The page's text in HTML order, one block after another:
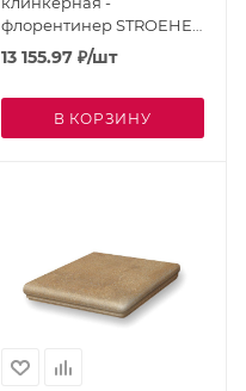
флорентинер STROEHER
Keraplatte Terra
Weizengelb 9331-307
13 155.97₽/шт
В КОРЗИНУ